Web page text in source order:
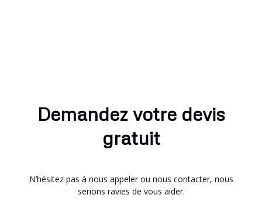
Demandez votre devis
gratuit
N’hésitez pas à nous appeler ou nous contacter, nous
serions ravies de vous aider.